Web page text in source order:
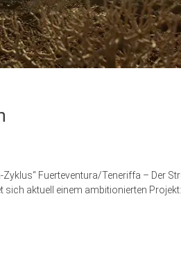
Fuerteventura/Teneriffa – Der
aktuell einem ambitionierten